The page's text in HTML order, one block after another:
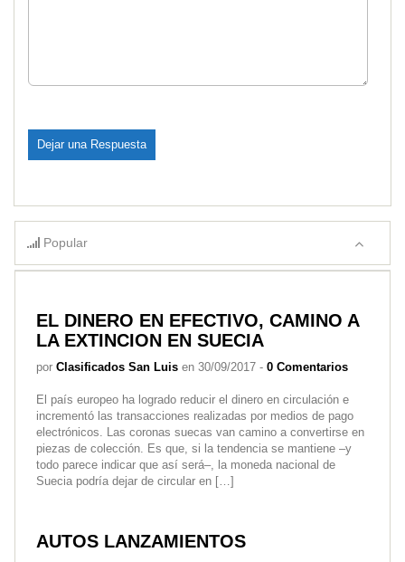
Popular
EL DINERO EN EFECTIVO, CAMINO A
LA EXTINCION EN SUECIA
por Clasificados San Luis en 30/09/2017 - 0 Comentarios
El país europeo ha logrado reducir el dinero en circulación e
incrementó las transacciones realizadas por medios de pago
electrónicos. Las coronas suecas van camino a convertirse en
piezas de colección. Es que, si la tendencia se mantiene –y
todo parece indicar que así será–, la moneda nacional de
Suecia podría dejar de circular en […]
AUTOS LANZAMIENTOS